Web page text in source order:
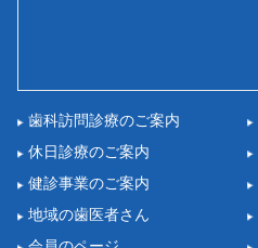
歯科訪問診療のご案内
休日診療のご案内
健診事業のご案内
地域の歯医者さん